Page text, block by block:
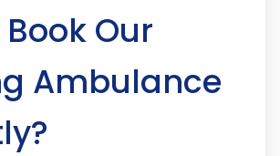
Our
Ambulance